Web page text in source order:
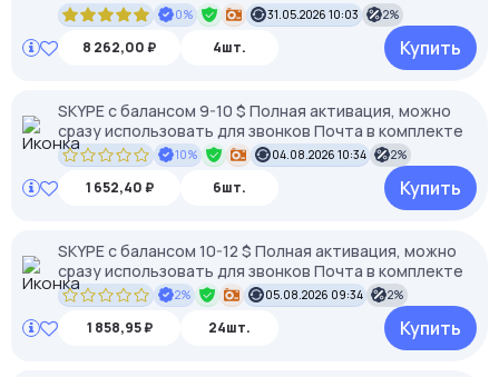
0% 31.05.2026 10:03 2%
8 262,00 ₽ 4шт. Купить
SKYPE c балансом 9-10 $ Полная активация, можно
сразу использовать для звонков Почта в комплекте
10% 04.08.2026 10:34 2%
1 652,40 ₽ 6шт. Купить
SKYPE c балансом 10-12 $ Полная активация, можно
сразу использовать для звонков Почта в комплекте
2% 05.08.2026 09:34 2%
1 858,95 ₽ 24шт. Купить